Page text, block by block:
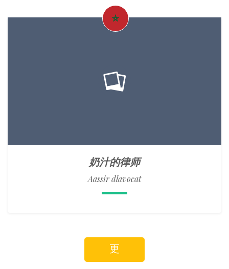
奶汁的律师
Aassir dlavocat
更